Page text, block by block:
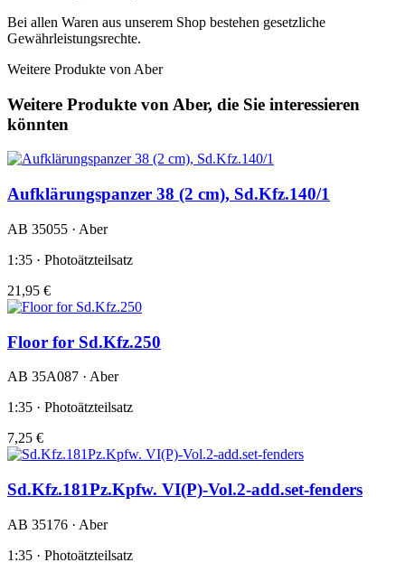
Bei allen Waren aus unserem Shop bestehen gesetzliche
Gewährleistungsrechte.
Weitere Produkte von Aber
Weitere Produkte von Aber, die Sie interessieren
könnten
Aufklärungspanzer 38 (2 cm), Sd.Kfz.140/1
AB 35055 · Aber
1:35 · Photoätzteilsatz
21,95 €
Floor for Sd.Kfz.250
AB 35A087 · Aber
1:35 · Photoätzteilsatz
7,25 €
Sd.Kfz.181Pz.Kpfw. VI(P)-Vol.2-add.set-fenders
AB 35176 · Aber
1:35 · Photoätzteilsatz